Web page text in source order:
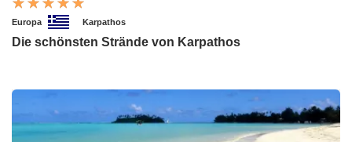
Europa Karpathos
Die schönsten Strände von Karpathos